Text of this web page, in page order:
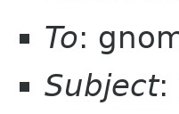
To:
Subject: